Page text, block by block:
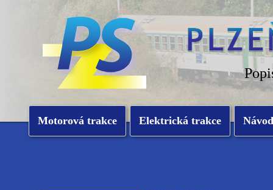
Motorová trakce Elektrická trakce